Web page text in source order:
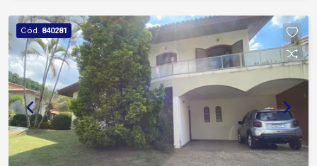
Rodovia Raposo Tavares a apenas 3 minutos,
facilitando deslocamento para outras regiões da
cidade e cidades vizinhas Próximo à Avenida
General Carneiro a 7 minutos e Avenida Santa
Cruz a 5 minutos, com ampla oferta de
comércios, supermercados, farmácias, escolas e
serviços essenciais, proporcionando praticidade
e comodidade no dia a dia Condomínio Villa do
Bosque com infraestrutura completa de lazer e
Cód. 840281